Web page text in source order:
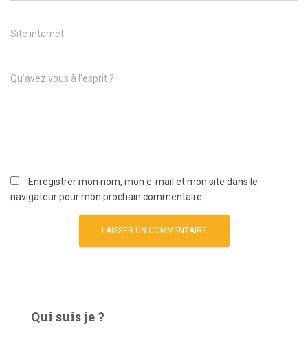
Site internet
Qu’avez vous à l’esprit ?
Enregistrer mon nom, mon e-mail et mon site dans le
navigateur pour mon prochain commentaire.
Qui suis je ?